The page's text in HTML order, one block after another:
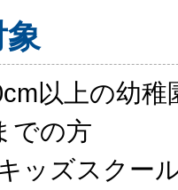
象
以上の幼
での方
ッズスクー